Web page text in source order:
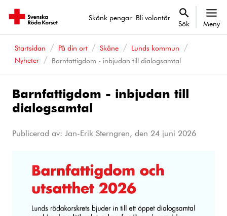
Skänk pengar Bli volontär
Sök Meny
Startsidan På din ort Skåne
Lunds kommun
Nyheter
Barnfattigdom - inbjudan till dialogsamtal
Barnfattigdom - inbjudan till
dialogsamtal
Publicerad av: Jan-Erik Sterngren, den 24 juni 2026